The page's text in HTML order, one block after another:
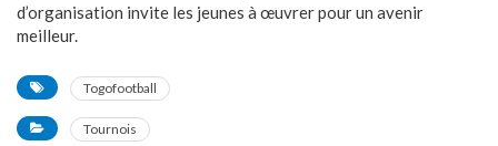
d’organisation invite les jeunes à œuvrer pour un avenir
meilleur.
Togofootball
Tournois